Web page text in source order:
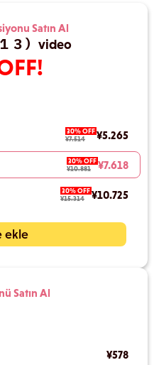
Satın Al
３）video
30% OFF
¥7.514
¥5.265
30% OFF
¥10.881
¥7.618
30% OFF
¥15.314
¥10.725
ekle
Satın Al
¥578